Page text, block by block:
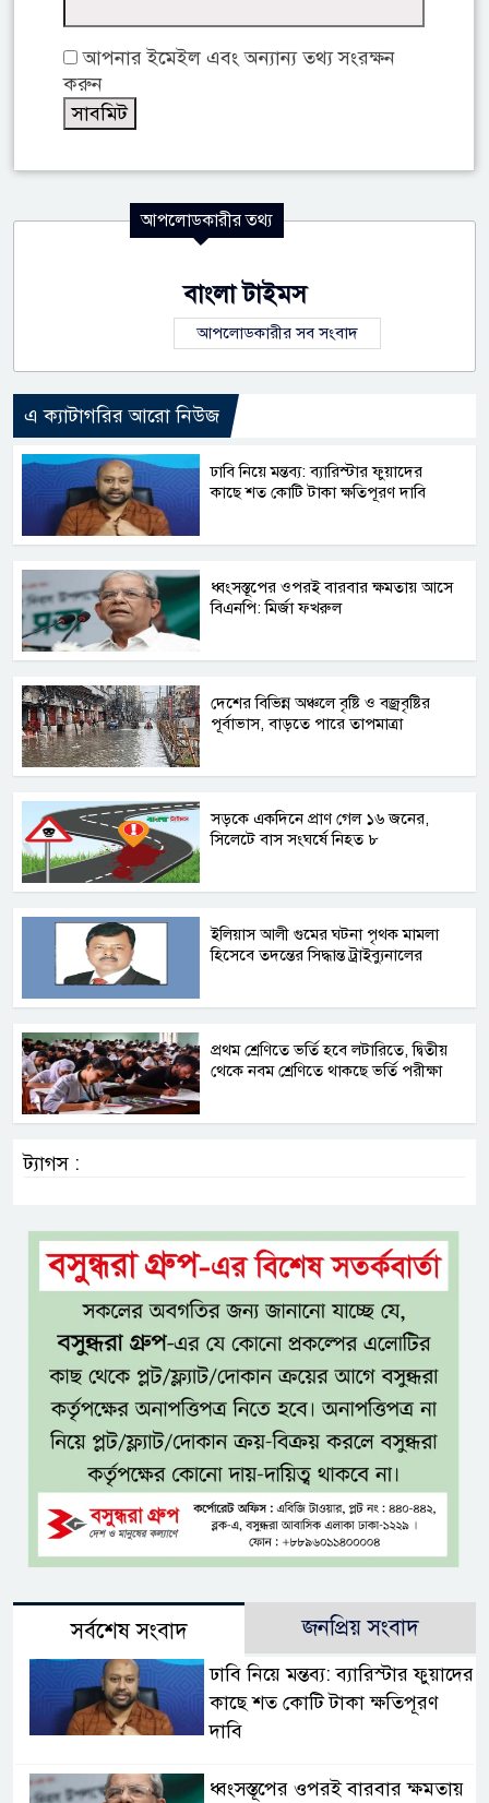
আপনার ইমেইল এবং অন্যান্য তথ্য সংরক্ষন
করুন
আপলোডকারীর তথ্য
বাংলা টাইমস
আপলোডকারীর সব সংবাদ
এ ক্যাটাগরির আরো নিউজ
ঢাবি নিয়ে মন্তব্য: ব্যারিস্টার ফুয়াদের
কাছে শত কোটি টাকা ক্ষতিপূরণ দাবি
ধ্বংসস্তূপের ওপরই বারবার ক্ষমতায় আসে
বিএনপি: মির্জা ফখরুল
দেশের বিভিন্ন অঞ্চলে বৃষ্টি ও বজ্রবৃষ্টির
পূর্বাভাস, বাড়তে পারে তাপমাত্রা
সড়কে একদিনে প্রাণ গেল ১৬ জনের,
সিলেটে বাস সংঘর্ষে নিহত ৮
ইলিয়াস আলী গুমের ঘটনা পৃথক মামলা
হিসেবে তদন্তের সিদ্ধান্ত ট্রাইব্যুনালের
প্রথম শ্রেণিতে ভর্তি হবে লটারিতে, দ্বিতীয়
থেকে নবম শ্রেণিতে থাকছে ভর্তি পরীক্ষা
ট্যাগস :
সর্বশেষ সংবাদ জনপ্রিয় সংবাদ
ঢাবি নিয়ে মন্তব্য: ব্যারিস্টার ফুয়াদের
কাছে শত কোটি টাকা ক্ষতিপূরণ
দাবি
ধ্বংসস্তূপের ওপরই বারবার ক্ষমতায়